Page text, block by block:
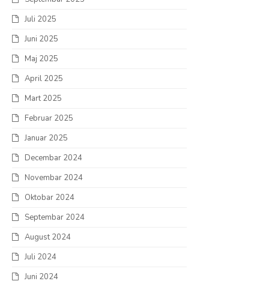
Juli 2025
Juni 2025
Maj 2025
April 2025
Mart 2025
Februar 2025
Januar 2025
Decembar 2024
Novembar 2024
Oktobar 2024
Septembar 2024
August 2024
Juli 2024
Juni 2024